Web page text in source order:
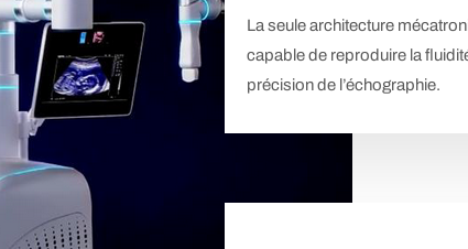
La seule architecture
capable de reproduire la
précision de l’échographie.